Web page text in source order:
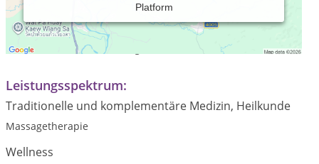
Platform
Praxiszeiten:
Termine nach Vereinbarung!
Leistungsspektrum:
Traditionelle und komplementäre Medizin, Heilkunde
Massagetherapie
Wellness